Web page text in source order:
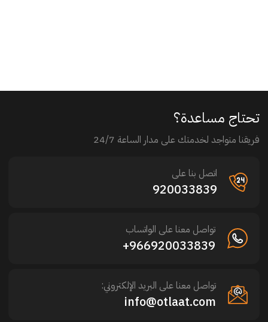
تحتاج مساعدة؟
فريقنا متواجد لخدمتك على مدار الساعة 24/7
اتصل بنا على
920033839
تواصل معنا على الواتساب
966920033839+
تواصل معنا على البريد الإلكتروني:
info@otlaat.com